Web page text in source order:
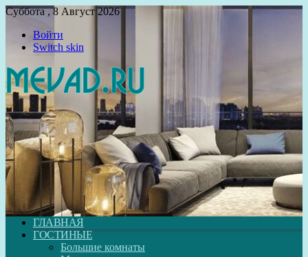
Суббота , 8 Август 2026
Войти
Switch skin
ГЛАВНАЯ
ГОСТИНЫЕ
Большие комнаты